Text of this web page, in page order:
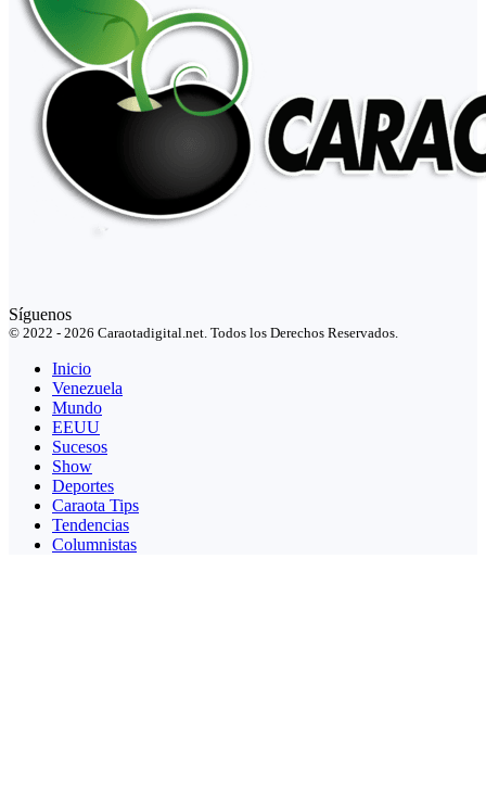
Síguenos
© 2022 - 2026 Caraotadigital.net. Todos los Derechos Reservados.
Inicio
Venezuela
Mundo
EEUU
Sucesos
Show
Deportes
Caraota Tips
Tendencias
Columnistas